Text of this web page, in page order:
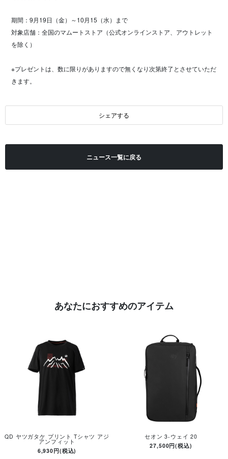
期間：9月19日（金）～10月15（水）まで
対象店舗：全国のマムートストア（公式オンラインストア、アウトレット
を除く）
※プレゼントは、数に限りがありますので無くなり次第終了とさせていただ
きます。
シェアする
ニュース一覧に戻る
あなたにおすすめのアイテム
QD ヤツガタケ プリント Tシャツ アジ
アンフィット
6,930円(税込)
セオン 3-ウェイ 20
27,500円(税込)